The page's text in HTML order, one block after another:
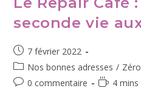
seconde vie
7 février 2022
Nos bonnes adresses /
0 commentaire
4 mins